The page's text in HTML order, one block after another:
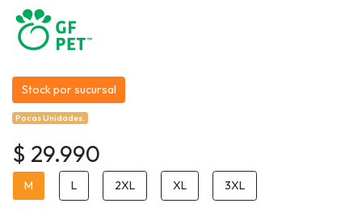
Stock por sucursal
Pocas Unidades.
$ 29.990
M L 2XL XL 3XL